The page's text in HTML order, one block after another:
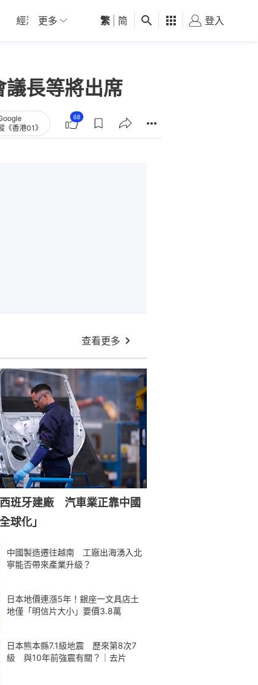
經濟 01深圳 觀點 健康 好食玩飛
更多 繁 简 登入
長等將出席
《香港01》
68
查看更多
班牙建廠 汽車業正靠中國
球化」
中國製造遷往越南 工廠出海湧入北
寧能否帶來產業升級？
日本地價連漲5年！銀座一文具店土
地僅「明信片大小」要價3.8萬
日本熊本縣7.1級地震 歷來第8次7
級 與10年前強震有關？｜去片